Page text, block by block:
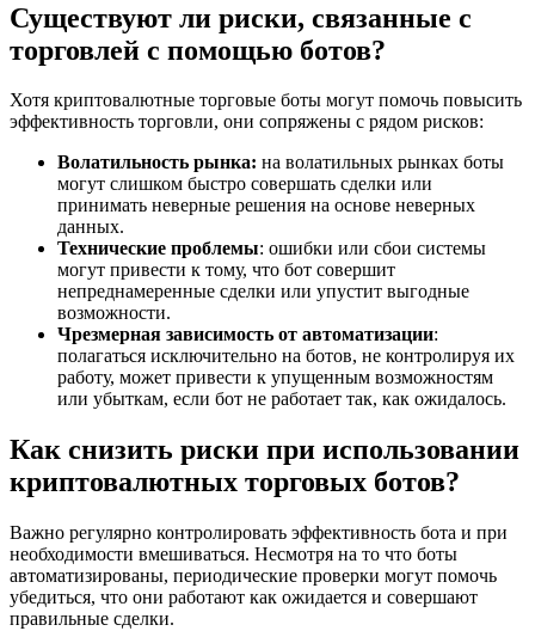
Существуют ли риски, связанные с
торговлей с помощью ботов?
Хотя криптовалютные торговые боты могут помочь повысить
эффективность торговли, они сопряжены с рядом рисков:
Волатильность рынка: на волатильных рынках боты
могут слишком быстро совершать сделки или
принимать неверные решения на основе неверных
данных.
Технические проблемы: ошибки или сбои системы
могут привести к тому, что бот совершит
непреднамеренные сделки или упустит выгодные
возможности.
Чрезмерная зависимость от автоматизации:
полагаться исключительно на ботов, не контролируя их
работу, может привести к упущенным возможностям
или убыткам, если бот не работает так, как ожидалось.
Как снизить риски при использовании
криптовалютных торговых ботов?
Важно регулярно контролировать эффективность бота и при
необходимости вмешиваться. Несмотря на то что боты
автоматизированы, периодические проверки могут помочь
убедиться, что они работают как ожидается и совершают
правильные сделки.